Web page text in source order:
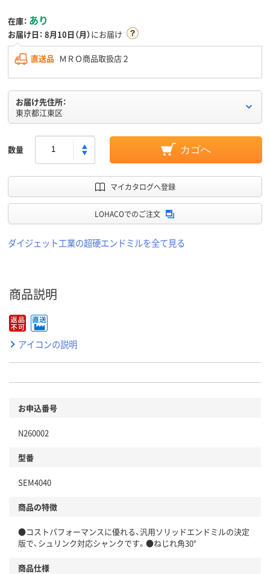
在庫： あり
お届け日： 8月10日（月）にお届け
直送品 ＭＲＯ商品取扱店２
お届け先住所：
東京都江東区
数量 カゴへ
マイカタログへ登録
LOHACOでのご注文
ダイジェット工業の超硬エンドミルを全て見る
商品説明
アイコンの説明
お申込番号
N260002
型番
SEM4040
商品の特徴
●コストパフォーマンスに優れる、汎用ソリッドエンドミルの決定
版で、シュリンク対応シャンクです。●ねじれ角30°
商品仕様